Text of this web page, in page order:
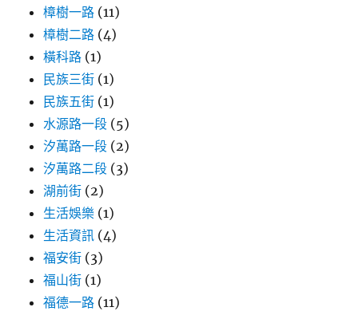
樟樹一路 (11)
樟樹二路 (4)
橫科路 (1)
民族三街 (1)
民族五街 (1)
水源路一段 (5)
汐萬路一段 (2)
汐萬路二段 (3)
湖前街 (2)
生活娛樂 (1)
生活資訊 (4)
福安街 (3)
福山街 (1)
福德一路 (11)